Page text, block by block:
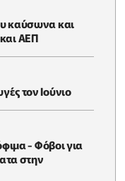
καύσωνα και
ΑΕΠ
τον Ιούνιο
- Φόβοι για
στην